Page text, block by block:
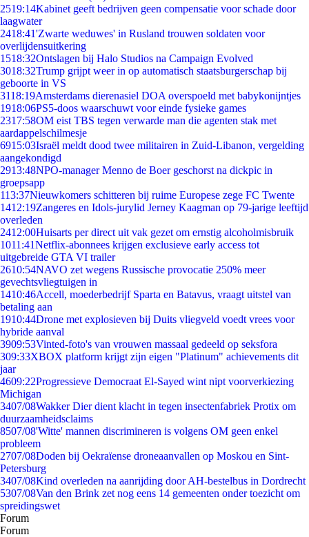
2519:14Kabinet geeft bedrijven geen compensatie voor schade door
laagwater
2418:41'Zwarte weduwes' in Rusland trouwen soldaten voor
overlijdensuitkering
1518:32Ontslagen bij Halo Studios na Campaign Evolved
3018:32Trump grijpt weer in op automatisch staatsburgerschap bij
geboorte in VS
3118:19Amsterdams dierenasiel DOA overspoeld met babykonijntjes
1918:06PS5-doos waarschuwt voor einde fysieke games
2317:58OM eist TBS tegen verwarde man die agenten stak met
aardappelschilmesje
6915:03Israël meldt dood twee militairen in Zuid-Libanon, vergelding
aangekondigd
2913:48NPO-manager Menno de Boer geschorst na dickpic in
groepsapp
113:37Nieuwkomers schitteren bij ruime Europese zege FC Twente
1412:19Zangeres en Idols-jurylid Jerney Kaagman op 79-jarige leeftijd
overleden
2412:00Huisarts per direct uit vak gezet om ernstig alcoholmisbruik
1011:41Netflix-abonnees krijgen exclusieve early access tot
uitgebreide GTA VI trailer
2610:54NAVO zet wegens Russische provocatie 250% meer
gevechtsvliegtuigen in
1410:46Accell, moederbedrijf Sparta en Batavus, vraagt uitstel van
betaling aan
1910:44Drone met explosieven bij Duits vliegveld voedt vrees voor
hybride aanval
3909:53Vinted-foto's van vrouwen massaal gedeeld op seksfora
309:33XBOX platform krijgt zijn eigen "Platinum" achievements dit
jaar
4609:22Progressieve Democraat El-Sayed wint nipt voorverkiezing
Michigan
3407/08Wakker Dier dient klacht in tegen insectenfabriek Protix om
duurzaamheidsclaims
8507/08'Witte' mannen discrimineren is volgens OM geen enkel
probleem
2707/08Doden bij Oekraïense droneaanvallen op Moskou en Sint-
Petersburg
3407/08Kind overleden na aanrijding door AH-bestelbus in Dordrecht
5307/08Van den Brink zet nog eens 14 gemeenten onder toezicht om
spreidingswet
Forum
Forum